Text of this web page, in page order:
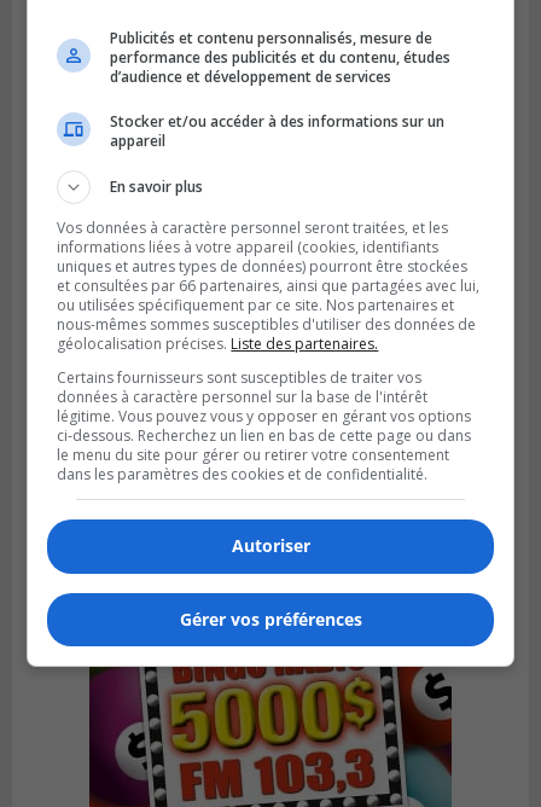
Publié le 29 juillet 2026 à 10h47
Des travaux de marquage de nuit
entraînent des entraves sur la Rive-Sud
CANDIAC
Publié le 27 juillet 2026 à 14h40
Candiac propulse sa transition verte
Publicités et contenu personnalisés, mesure de
performance des publicités et du contenu, études
d’audience et développement de services
Stocker et/ou accéder à des informations sur un
appareil
En savoir plus
Vos données à caractère personnel seront traitées, et les
informations liées à votre appareil (cookies, identifiants
uniques et autres types de données) pourront être stockées
et consultées par 66 partenaires, ainsi que partagées avec lui,
ou utilisées spécifiquement par ce site. Nos partenaires et
nous-mêmes sommes susceptibles d'utiliser des données de
géolocalisation précises. Liste des partenaires.
Certains fournisseurs sont susceptibles de traiter vos
données à caractère personnel sur la base de l'intérêt
légitime. Vous pouvez vous y opposer en gérant vos options
ci-dessous. Recherchez un lien en bas de cette page ou dans
le menu du site pour gérer ou retirer votre consentement
dans les paramètres des cookies et de confidentialité.
Autoriser
Gérer vos préférences